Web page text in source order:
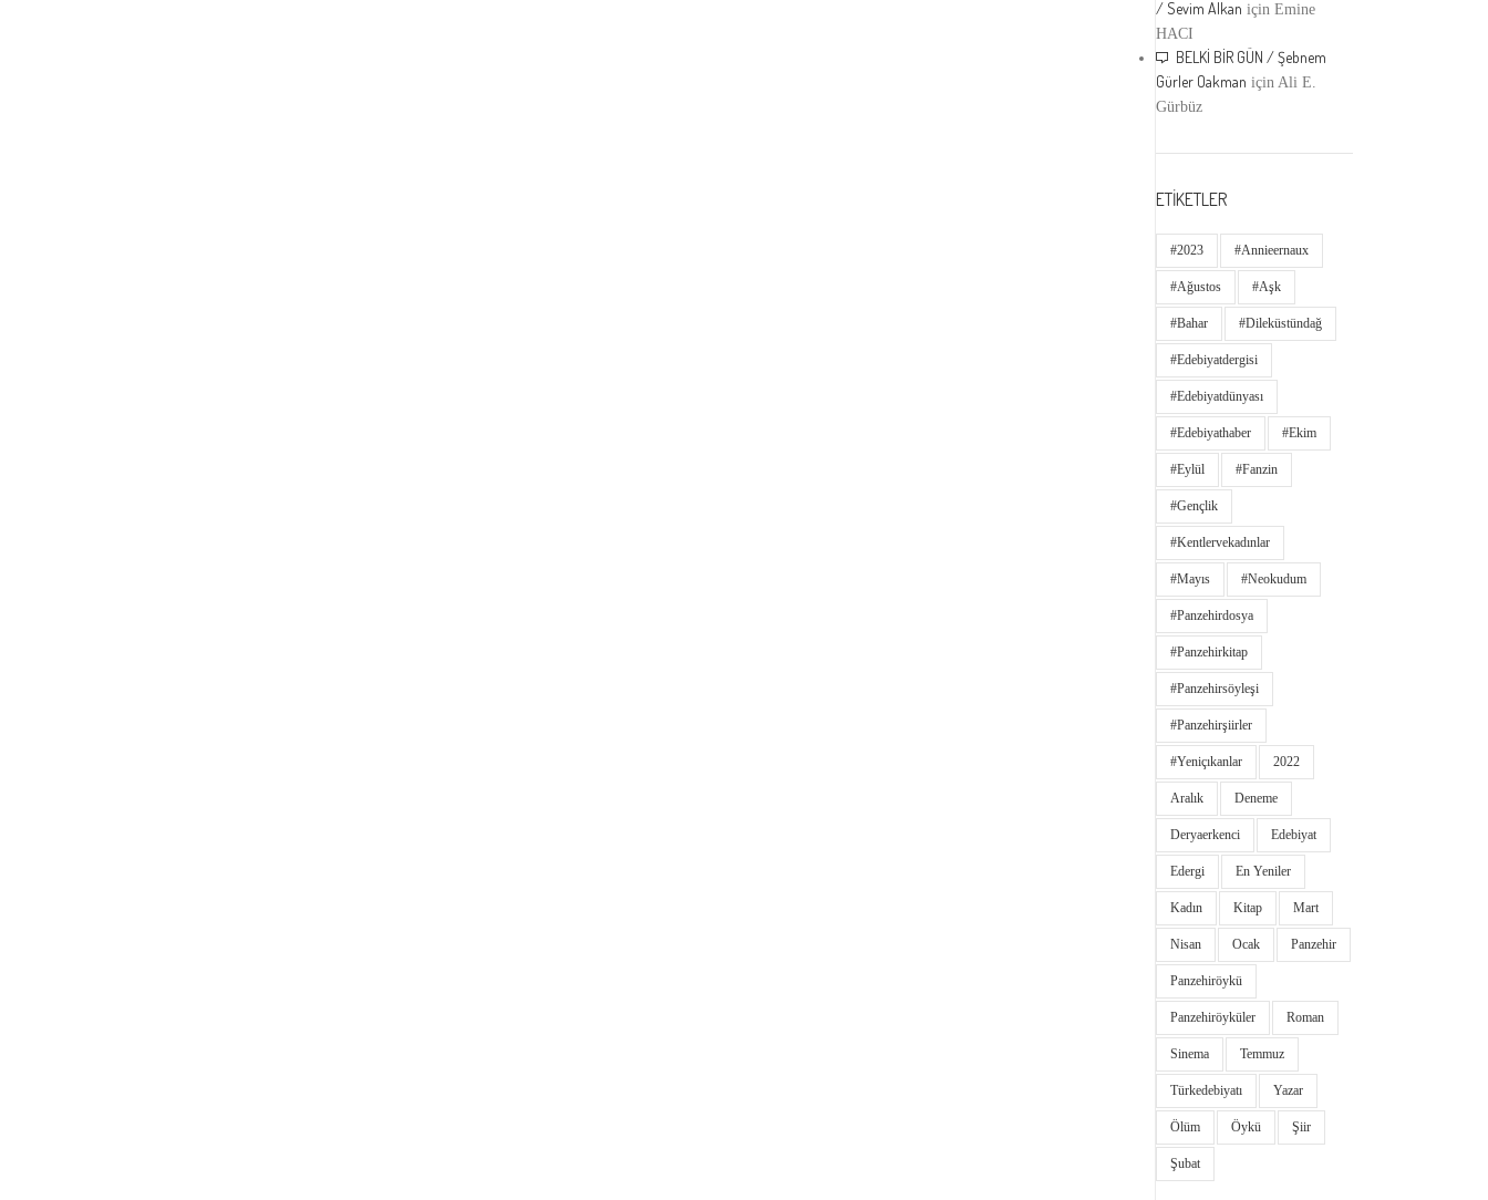
/ Sevim Alkan içinEmine
HACI
BELKİ BİR GÜN / Şebnem
Gürler Oakman içinAli E.
Gürbüz
ETİKETLER
#2023 #annieernaux
#ağustos #aşk
#bahar #dileküstündağ
#edebiyatdergisi
#edebiyatdünyası
#edebiyathaber #ekim
#eylül #fanzin
#gençlik
#kentlervekadınlar
#Mayıs #neokudum
#panzehirdosya
#panzehirkitap
#panzehirsöyleşi
#panzehirşiirler
#yeniçıkanlar 2022
Aralık Deneme
Deryaerkenci Edebiyat
Edergi En Yeniler
Kadın Kitap Mart
Nisan Ocak Panzehir
Panzehiröykü
Panzehiröyküler Roman
Sinema Temmuz
Türkedebiyatı Yazar
Ölüm Öykü Şiir
Şubat